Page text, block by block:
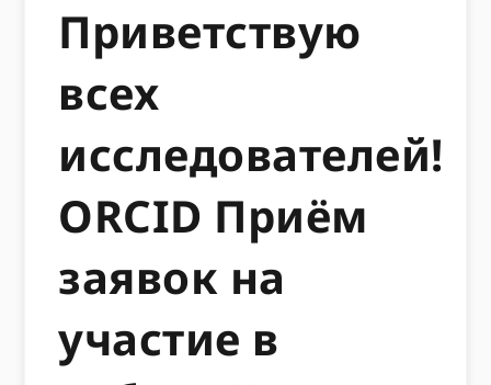
Приветствую
всех
исследователей!
ORCID Приём
заявок на
участие в